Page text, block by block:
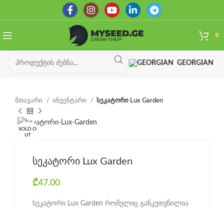
0
GEORGIAN
მთავარი ინვენტარი სეკატორი Lux Garden
SOLD O
UT
სეკატორი Lux Garden
₾47.00
სეკატორი Lux Garden რომელიც განკუთვნილია